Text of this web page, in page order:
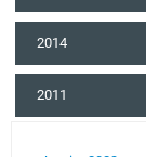
2014
2011